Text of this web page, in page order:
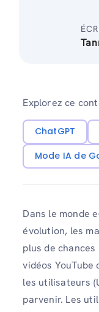
Explorez ce
ChatGPT
Mode IA de
Dans le monde
évolution, les
plus de
vidéos
les utilisateurs
parvenir. Les